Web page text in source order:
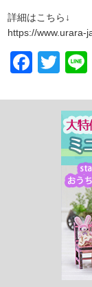
詳細はこちら↓
https://www.urara-